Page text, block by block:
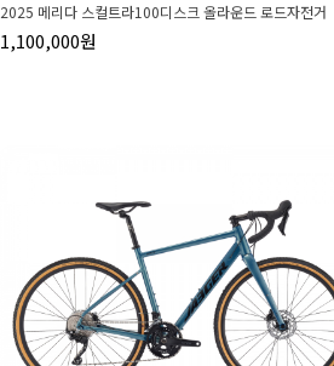
2025 메리다 스컬트라100디스크 올라운드 로드자전거
1,100,000원